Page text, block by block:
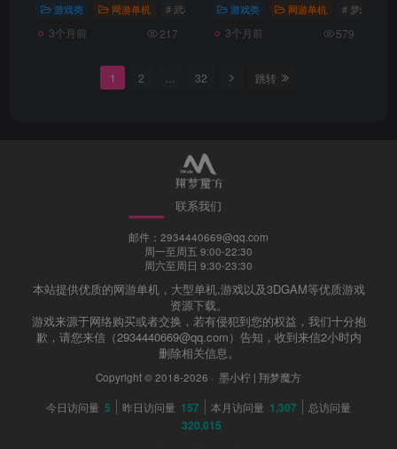
+GM工具+EL编辑器
游戏类 网游单机 # 武林外传
3个月前 217
一键组队+局域外网架设教
程+内置游戏攻略-梦幻西游
游戏类 网游单机 # 梦幻西游
3个月前 579
1 2 32 跳转
联系我们
邮件：2934440669@qq.com
周一至周五 9:00-22:30
周六至周日 9:30-23:30
本站提供优质的网游单机，大型单机,游戏以及3DGAM等优质游戏
资源下载。
游戏来源于网络购买或者交换，若有侵犯到您的权益，我们十分抱
歉，请您来信（2934440669@qq.com）告知，收到来信2小时内
删除相关信息。
Copyright © 2018-2026 · 墨小柠 | 翔梦魔方
今日访问量 5 昨日访问量 157 本月访问量 1,307 总访问量
320,015